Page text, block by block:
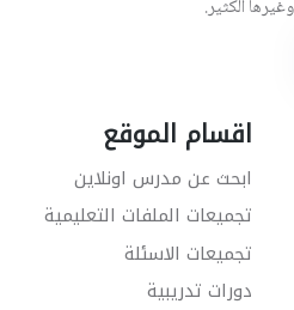
اقسام الموقع
ابحث عن مدرس اونلاين
تجميعات الملفات التعليمية
تجميعات الاسئلة
دورات تدريبية